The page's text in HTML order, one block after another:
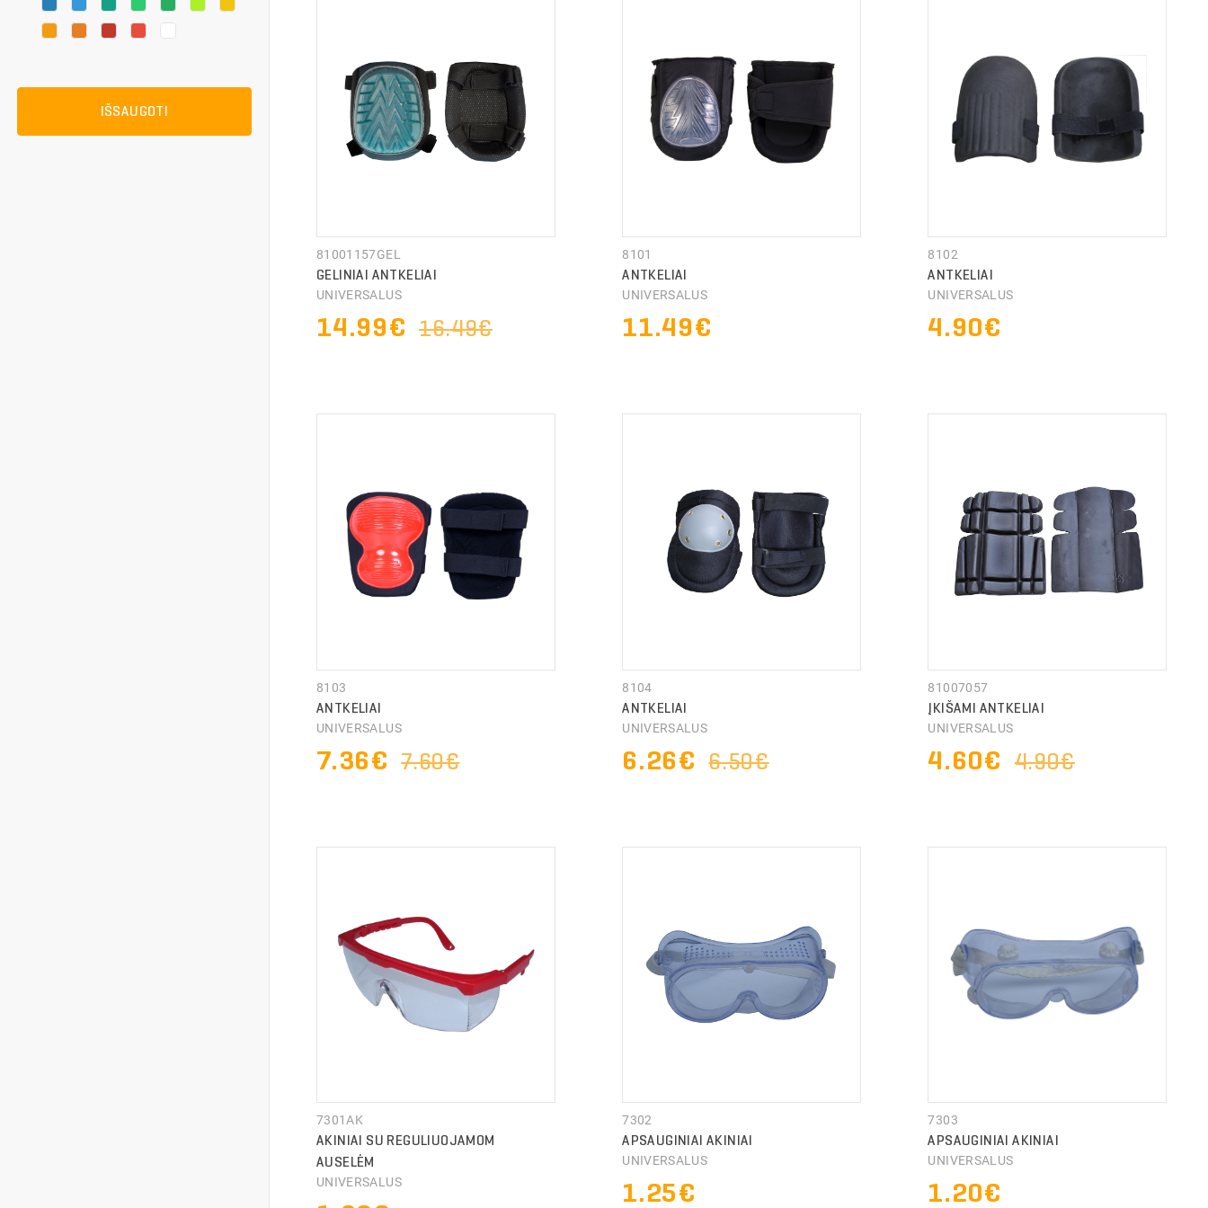
81001157GEL
GELINIAI ANTKELIAI
UNIVERSALUS
14.99€ 16.49€
8101
ANTKELIAI
UNIVERSALUS
11.49€
8102
ANTKELIAI
UNIVERSALUS
4.90€
8103
ANTKELIAI
UNIVERSALUS
7.36€7.60€
8104
ANTKELIAI
UNIVERSALUS
6.26€6.50€
81007057
ĮKIŠAMI ANTKELIAI
UNIVERSALUS
4.60€4.90€
7301AK
AKINIAI SU REGULIUOJAMOM
AUSELĖM
UNIVERSALUS
7302
APSAUGINIAI AKINIAI
UNIVERSALUS
1.25€
7303
APSAUGINIAI AKINIAI
UNIVERSALUS
1.20€
IŠSAUGOTI
PRISTATYMO INFORMACIJA
PRISTATYMO INFORMACIJA